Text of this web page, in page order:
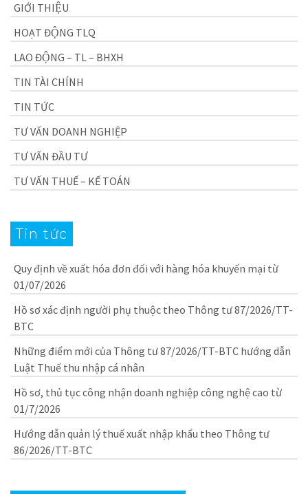
GIỚI THIỆU
HOẠT ĐỘNG TLQ
LAO ĐỘNG – TL – BHXH
TIN TÀI CHÍNH
TIN TỨC
TƯ VẤN DOANH NGHIỆP
TƯ VẤN ĐẦU TƯ
TƯ VẤN THUẾ – KẾ TOÁN
Tin tức
Quy định về xuất hóa đơn đối với hàng hóa khuyến mại từ
01/07/2026
Hồ sơ xác định người phụ thuộc theo Thông tư 87/2026/TT-
BTC
Những điểm mới của Thông tư 87/2026/TT-BTC hướng dẫn
Luật Thuế thu nhập cá nhân
Hồ sơ, thủ tục công nhận doanh nghiệp công nghệ cao từ
01/7/2026
Hướng dẫn quản lý thuế xuất nhập khẩu theo Thông tư
86/2026/TT-BTC